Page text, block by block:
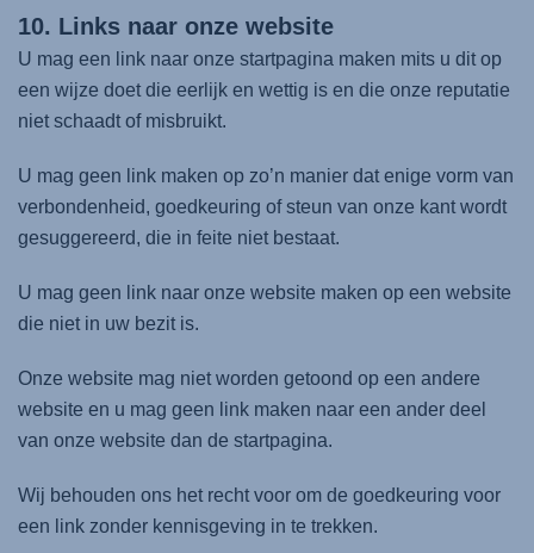
10. Links naar onze website
U mag een link naar onze startpagina maken mits u dit op
een wijze doet die eerlijk en wettig is en die onze reputatie
niet schaadt of misbruikt.
U mag geen link maken op zo’n manier dat enige vorm van
verbondenheid, goedkeuring of steun van onze kant wordt
gesuggereerd, die in feite niet bestaat.
U mag geen link naar onze website maken op een website
die niet in uw bezit is.
Onze website mag niet worden getoond op een andere
website en u mag geen link maken naar een ander deel
van onze website dan de startpagina.
Wij behouden ons het recht voor om de goedkeuring voor
een link zonder kennisgeving in te trekken.